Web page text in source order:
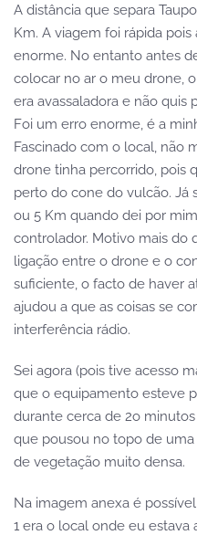
A distância que separa
Km. A viagem foi rápida
enorme. No entanto antes
colocar no ar o meu drone,
era avassaladora e não
Foi um erro enorme, é a
Fascinado com o local, não
drone tinha percorrido, pois
perto do cone do vulcão. Já
ou 5 Km quando dei por
controlador. Motivo mais do
ligação entre o drone e o
suficiente, o facto de haver
ajudou a que as coisas se
interferência rádio.
Sei agora (pois tive acesso
que o equipamento esteve
durante cerca de 2o
que pousou no topo de
de vegetação muito densa.
Na imagem anexa é
1 era o local onde eu estava